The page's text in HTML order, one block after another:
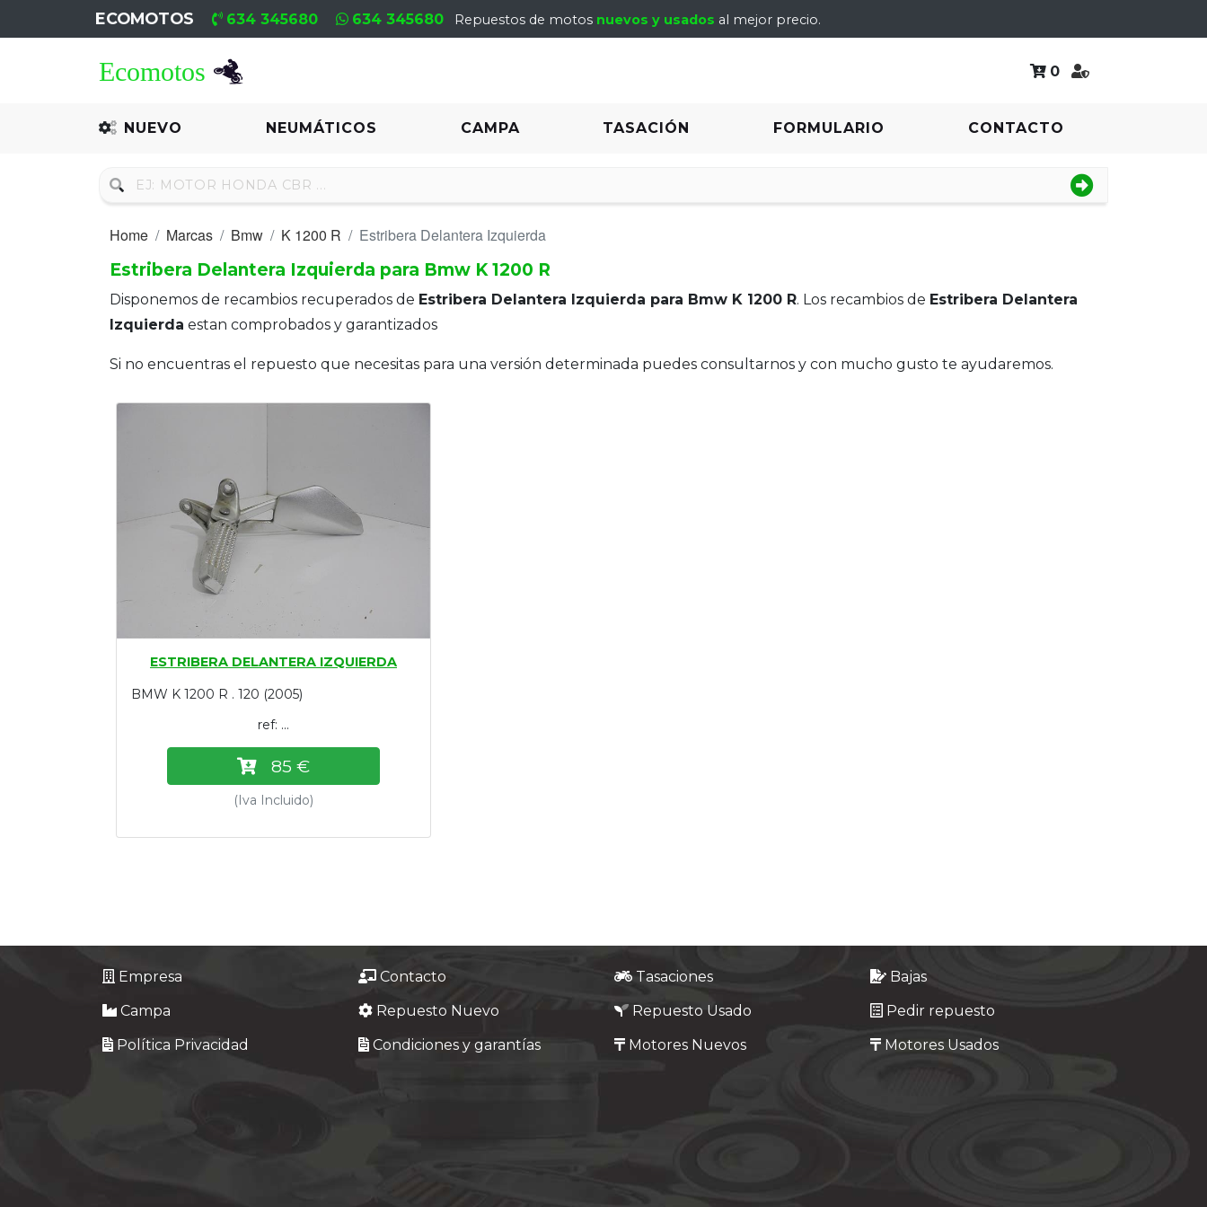
ECOMOTOS 634 345680 634 345680 Repuestos de motos nuevos y usados al mejor precio.
0
NUEVO NEUMÁTICOS CAMPA TASACIÓN FORMULARIO CONTACTO
Recambio
Neumáticos
Motores
Motores
Home Marcas Bmw K 1200 R
Estribera Delantera Izquierda
Estribera Delantera Izquierda para Bmw K 1200 R
Disponemos de recambios recuperados de Estribera Delantera Izquierda para Bmw K 1200 R. Los recambios de Estribera Delantera
Izquierda estan comprobados y garantizados
Si no encuentras el repuesto que necesitas para una versión determinada puedes consultarnos y con mucho gusto te ayudaremos.
ESTRIBERA DELANTERA IZQUIERDA
BMW K 1200 R . 120 (2005)
ref: ...
85 €
(Iva Incluido)
Empresa Contacto Tasaciones
Bajas
Campa
Repuesto Nuevo Repuesto Usado
Pedir repuesto
Política Privacidad
Condiciones y garantías Motores Nuevos Motores Usados